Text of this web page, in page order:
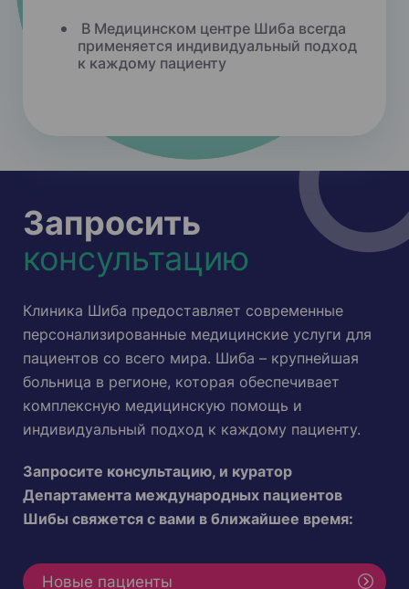
В Медицинском центре Шиба всегда
применяется индивидуальный подход
к каждому пациенту
Запросить
консультацию
Клиника Шиба предоставляет современные
персонализированные медицинские услуги для
пациентов со всего мира. Шиба – крупнейшая
больница в регионе, которая обеспечивает
комплексную медицинскую помощь и
индивидуальный подход к каждому пациенту.
Запросите консультацию, и куратор
Департамента международных пациентов
Шибы свяжется с вами в ближайшее время:
Новые пациенты